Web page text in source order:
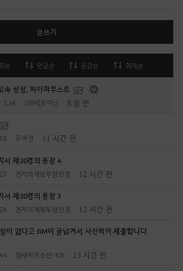
글쓰기
순 댓글순 공감순 화제순
속 성장, 하이퍼부스트
2.6K [GM]로아닌 8 일 전
58 주아정 11 시간 전
서 제20경의 등장 4
23 천지의재림무량진경 12 시간 전
서 제20경의 등장 3
26 천지의재림무량진경 12 시간 전
이 없다고 GM이 글남겨서 사진찍어 제출합니다
44 절세미녀초선-KR 13 시간 전